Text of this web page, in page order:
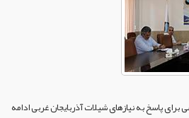
پاسخ به نیازهای شیلات آذربایجان غربی ادامه